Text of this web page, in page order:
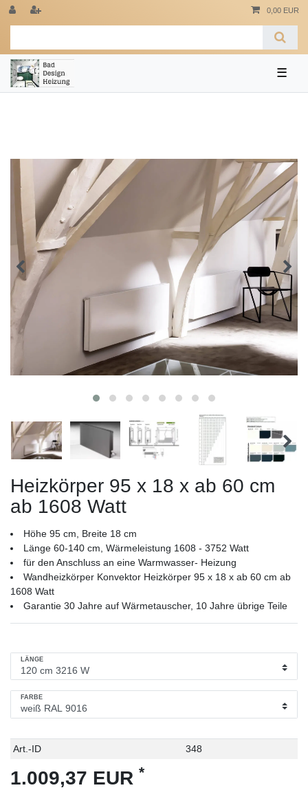
0,00 EUR
☰
Heizkörper 95 x 18 x ab 60 cm
ab 1608 Watt
Höhe 95 cm, Breite 18 cm
Länge 60-140 cm, Wärmeleistung 1608 - 3752 Watt
für den Anschluss an eine Warmwasser- Heizung
Wandheizkörper Konvektor Heizkörper 95 x 18 x ab 60 cm ab
1608 Watt
Garantie 30 Jahre auf Wärmetauscher, 10 Jahre übrige Teile
LÄNGE
FARBE
Technisches
Wert
Art.-ID 348
1.009,37 EUR *